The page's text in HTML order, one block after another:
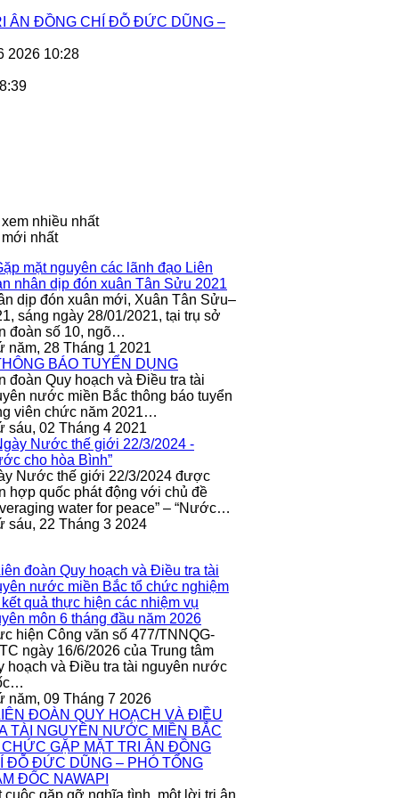
ÂN ĐỒNG CHÍ ĐỖ ĐỨC DŨNG –
2026 10:28
nhiều nhất
nhất
dịp đón xuân mới, Xuân Tân Sửu–
sáng ngày 28/01/2021, tại trụ sở
đoàn số 10, ngõ…
năm, 28 Tháng 1 2021
đoàn Quy hoạch và Điều tra tài
nước miền Bắc thông báo tuyển
viên chức năm 2021…
sáu, 02 Tháng 4 2021
Nước thế giới 22/3/2024 được
hợp quốc phát động với chủ đề
water for peace” – “Nước…
sáu, 22 Tháng 3 2024
hiện Công văn số 477/TNNQG-
ngày 16/6/2026 của Trung tâm
hoạch và Điều tra tài nguyên nước
năm, 09 Tháng 7 2026
cuộc gặp gỡ nghĩa tình, một lời tri ân